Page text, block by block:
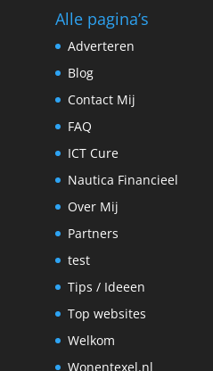
Alle pagina’s
Adverteren
Blog
Contact Mij
FAQ
ICT Cure
Nautica Financieel
Over Mij
Partners
test
Tips / Ideeen
Top websites
Welkom
Wonentexel.nl